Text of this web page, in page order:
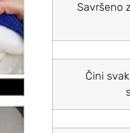
Savršeno
Čini